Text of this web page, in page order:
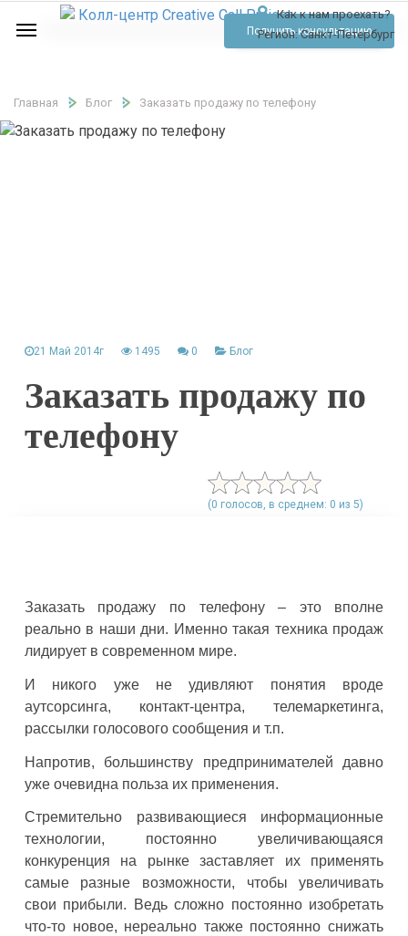
Как к нам проехать?
Регион:Санкт-Петербург
Отзывы
Тарифы
Получить консультацию
Главная Блог Заказать продажу по телефону
21 Май 2014г 1495 0 Блог
Заказать продажу по
телефону
(0 голосов, в среднем: 0 из 5)
Заказать продажу по телефону – это вполне
реально в наши дни. Именно такая техника продаж
лидирует в современном мире.
И никого уже не удивляют понятия вроде
аутсорсинга, контакт-центра, телемаркетинга,
рассылки голосового сообщения и т.п.
Напротив, большинству предпринимателей давно
уже очевидна польза их применения.
Стремительно развивающиеся информационные
технологии, постоянно увеличивающаяся
конкуренция на рынке заставляет их применять
самые разные возможности, чтобы увеличивать
свои прибыли. Ведь сложно постоянно изобретать
что-то новое, нереально также постоянно снижать